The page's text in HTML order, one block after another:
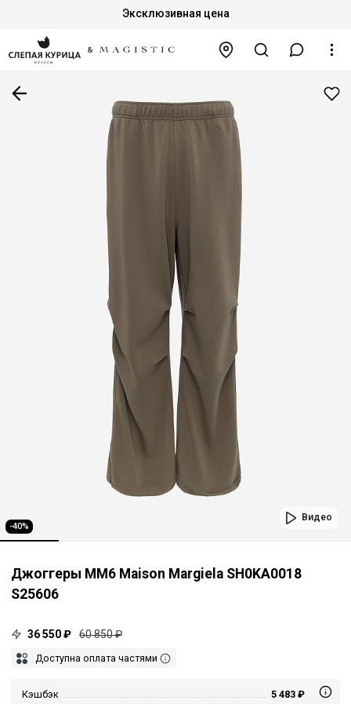
Эксклюзивная цена
-40%
Видео
Джоггеры MM6 Maison Margiela SH0KA0018
S25606
36 550 ₽ 60 850 ₽
Доступна оплата частями
Кэшбэк
5 483 ₽